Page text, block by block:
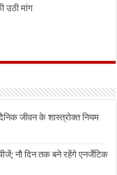
उठी मांग
जीवन के शास्त्रोक्त नियम
नौ दिन तक बने रहेंगे एनर्जेटिक